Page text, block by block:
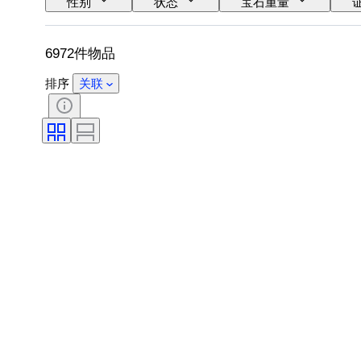
物品尺寸
宝石透明度 处理
6972件物品
排序 关联